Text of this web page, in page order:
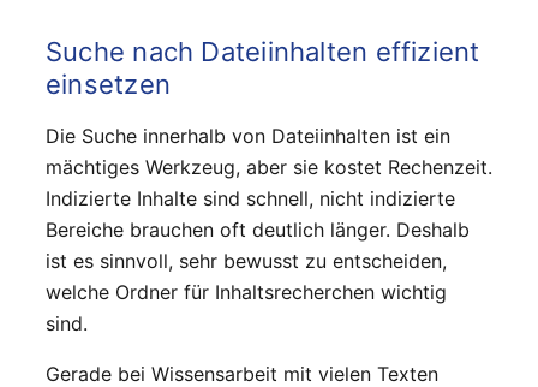
Suche nach Dateiinhalten effizient
einsetzen
Die Suche innerhalb von Dateiinhalten ist ein
mächtiges Werkzeug, aber sie kostet Rechenzeit.
Indizierte Inhalte sind schnell, nicht indizierte
Bereiche brauchen oft deutlich länger. Deshalb
ist es sinnvoll, sehr bewusst zu entscheiden,
welche Ordner für Inhaltsrecherchen wichtig
sind.
Gerade bei Wissensarbeit mit vielen Texten